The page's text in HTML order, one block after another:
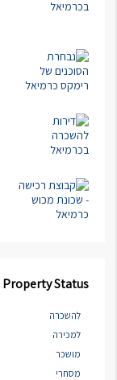
Property Status
להשכרה
למכירה
מושכר
מסחרי